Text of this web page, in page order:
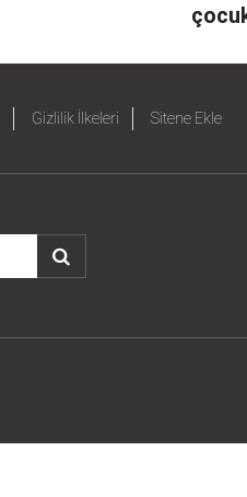
Gizlilik İlkeleri Sitene Ekle